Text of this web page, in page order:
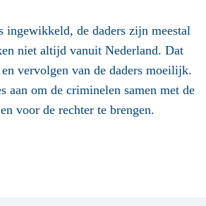
de daders zijn meestal
niet altijd vanuit Nederland. Dat
vervolgen van de daders moeilijk.
aan om de criminelen samen met de
voor de rechter te brengen.